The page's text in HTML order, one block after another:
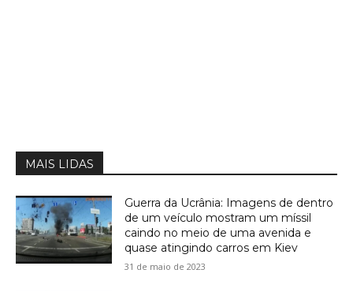
MAIS LIDAS
Guerra da Ucrânia: Imagens de dentro
de um veículo mostram um míssil
caindo no meio de uma avenida e
quase atingindo carros em Kiev
31 de maio de 2023